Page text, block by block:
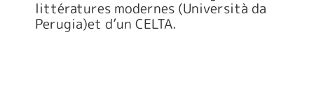
littératures modernes (Università da
Perugia)et d’un CELTA.